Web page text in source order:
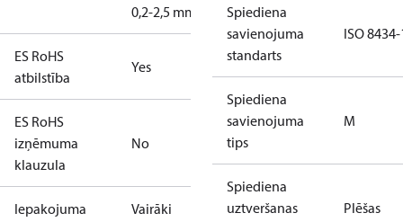
0,2-2,5 mm2
ES RoHS
atbilstība
Yes
ES RoHS
izņēmuma
klauzula
No
Iepakojuma
Vairāki
Spiediena
savienojuma
standarts
ISO
Spiediena
savienojuma
tips
M
Spiediena
uztveršanas
Plēšas